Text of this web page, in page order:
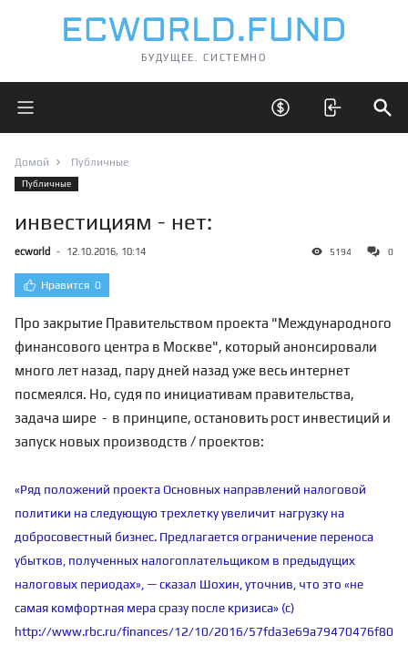
БУДУЩЕЕ. СИСТЕМНО
Открыть главное меню Открыть скрытые
Домой Публичные
Публичные
инвестициям - нет:
ecworld - 12.10.2016, 10:14 5194 0
Нравится 0
Про закрытие Правительством проекта "Международного
финансового центра в Москве", который анонсировали
много лет назад, пару дней назад уже весь интернет
посмеялся. Но, судя по инициативам правительства,
задача шире - в принципе, остановить рост инвестиций и
запуск новых производств / проектов:
«Ряд положений проекта Основных направлений налоговой
политики на следующую трехлетку увеличит нагрузку на
добросовестный бизнес. Предлагается ограничение переноса
убытков, полученных налогоплательщиком в предыдущих
налоговых периодах», — сказал Шохин, уточнив, что это «не
самая комфортная мера сразу после кризиса» (с)
http://www.rbc.ru/finances/12/10/2016/